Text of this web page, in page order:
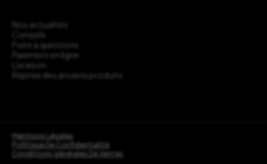
Nos actualités
Conseils
Foire à questions
Paiement en ligne
Livraison
Reprise des anciens produits
Mentions Légales
Politique De Confidentialité
Conditions générales De Ventes